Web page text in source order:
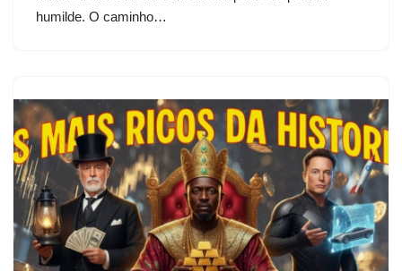
humilde. O caminho…